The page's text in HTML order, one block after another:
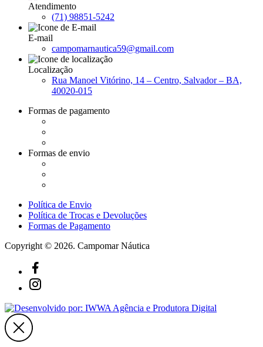
Atendimento
(71) 98851-5242
E-mail
campomarnautica59@gmail.com
Localização
Rua Manoel Vitórino, 14 – Centro, Salvador – BA,
40020-015
Formas de pagamento
Formas de envio
Política de Envio
Política de Trocas e Devoluções
Formas de Pagamento
Copyright © 2026. Campomar Náutica